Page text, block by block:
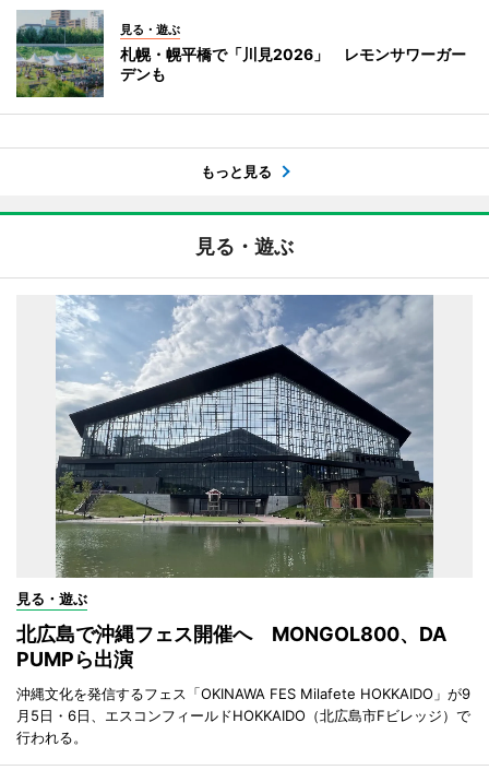
見る・遊ぶ
札幌・幌平橋で「川見2026」 レモンサワーガー
デンも
もっと見る
見る・遊ぶ
見る・遊ぶ
北広島で沖縄フェス開催へ MONGOL800、DA
PUMPら出演
沖縄文化を発信するフェス「OKINAWA FES Milafete HOKKAIDO」が9
月5日・6日、エスコンフィールドHOKKAIDO（北広島市Fビレッジ）で
行われる。